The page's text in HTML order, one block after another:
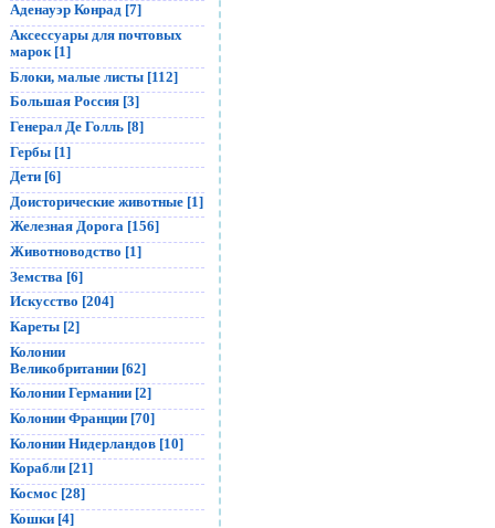
Аденауэр Конрад [7]
Аксессуары для почтовых
марок [1]
Блоки, малые листы [112]
Большая Россия [3]
Генерал Де Голль [8]
Гербы [1]
Дети [6]
Доисторические животные [1]
Железная Дорога [156]
Животноводство [1]
Земства [6]
Искусство [204]
Кареты [2]
Колонии
Великобритании [62]
Колонии Германии [2]
Колонии Франции [70]
Колонии Нидерландов [10]
Корабли [21]
Космос [28]
Кошки [4]